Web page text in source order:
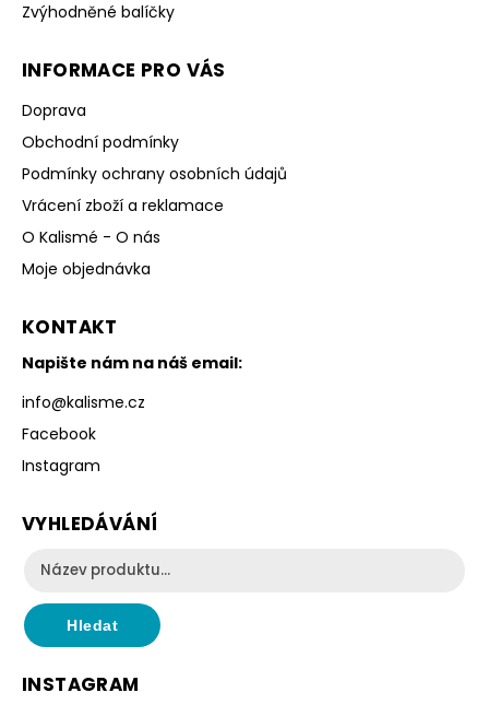
Zvýhodněné balíčky
INFORMACE PRO VÁS
Doprava
Obchodní podmínky
Podmínky ochrany osobních údajů
Vrácení zboží a reklamace
O Kalismé - O nás
Moje objednávka
KONTAKT
Napište nám na náš email:
info@kalisme.cz
Facebook
Instagram
VYHLEDÁVÁNÍ
Hledat
INSTAGRAM